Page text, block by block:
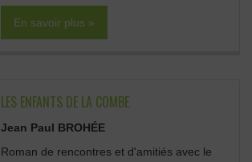
En savoir plus »
LES ENFANTS DE LA COMBE
Jean Paul BROHÉE
Roman de rencontres et d'amitiés avec le